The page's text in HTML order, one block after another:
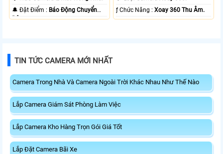
️🔔 Đặt Điểm : Báo Động Chuyển
Động.
️ƒ Chức Năng :Xoay 360 Thu Âm.
TIN TỨC CAMERA MỚI NHẤT
Camera Trong Nhà Và Camera Ngoài Trời Khác Nhau Như Thế Nào
Lắp Camera Giám Sát Phòng Làm Việc
Lắp Camera Kho Hàng Trọn Gói Giá Tốt
Lắp Đặt Camera Bãi Xe